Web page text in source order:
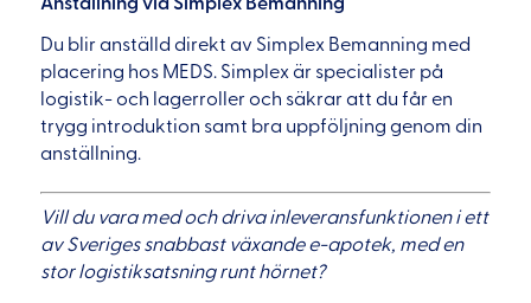
Du blir anställd direkt av Simplex Bemanning med
placering hos MEDS. Simplex är specialister på
logistik- och lagerroller och säkrar att du får en
trygg introduktion samt bra uppföljning genom din
anställning.
Vill du vara med och driva inleveransfunktionen i ett
av Sveriges snabbast växande e-apotek, med en
stor logistiksatsning runt hörnet?